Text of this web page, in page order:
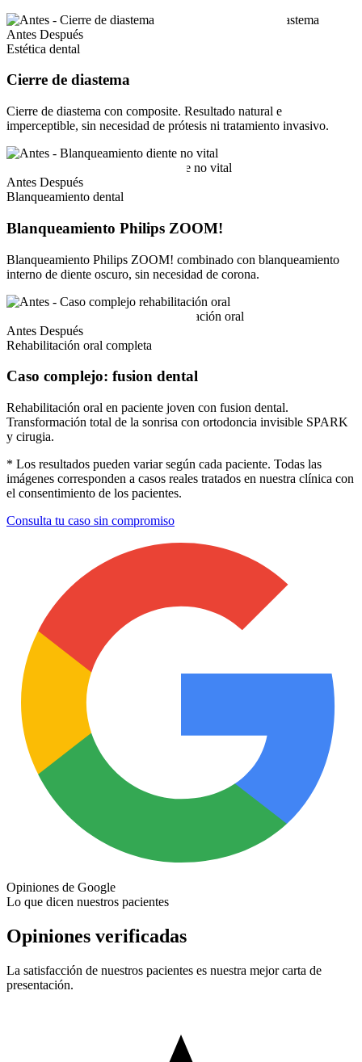
Antes Después
Estética dental
Cierre de diastema
Cierre de diastema con composite. Resultado natural e
imperceptible, sin necesidad de prótesis ni tratamiento invasivo.
Antes Después
Blanqueamiento dental
Blanqueamiento Philips ZOOM!
Blanqueamiento Philips ZOOM! combinado con blanqueamiento
interno de diente oscuro, sin necesidad de corona.
Antes Después
Rehabilitación oral completa
Caso complejo: fusion dental
Rehabilitación oral en paciente joven con fusion dental.
Transformación total de la sonrisa con ortodoncia invisible SPARK
y cirugia.
* Los resultados pueden variar según cada paciente. Todas las
imágenes corresponden a casos reales tratados en nuestra clínica con
el consentimiento de los pacientes.
Consulta tu caso sin compromiso
Opiniones de Google
Lo que dicen nuestros pacientes
Opiniones verificadas
La satisfacción de nuestros pacientes es nuestra mejor carta de
presentación.